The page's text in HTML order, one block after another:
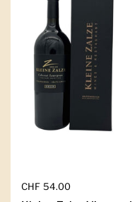
Regulärer Preis
CHF 54.00